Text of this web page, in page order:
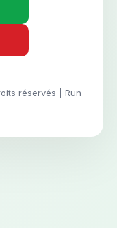
réservés | Run